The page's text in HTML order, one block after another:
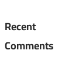
Recent
Comments